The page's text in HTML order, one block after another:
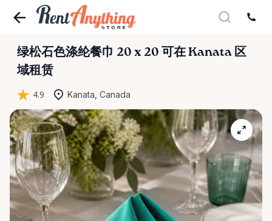
绿松石色涤纶餐巾 20 x 20 可在 Kanata 区
域租赁
4.9 Kanata, Canada